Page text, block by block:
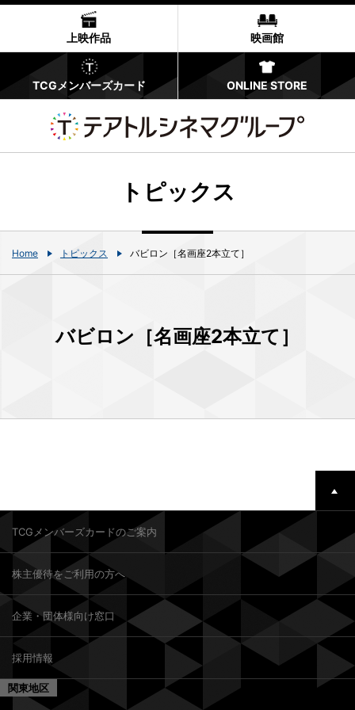
上映作品 映画館
TCGメンバーズカード ONLINE STORE
トピックス
Home トピックス バビロン［名画座2本立て］
バビロン［名画座2本立て］
TCGメンバーズカードのご案内
株主優待をご利用の方へ
企業・団体様向け窓口
採用情報
関東地区